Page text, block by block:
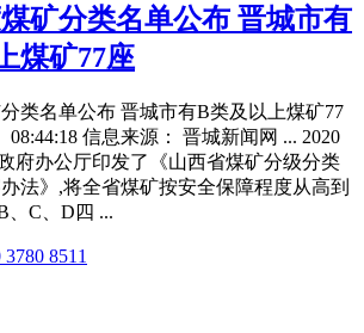
矿分类名单公布 晋城市有
煤矿77座
类名单公布 晋城市有B类及以上煤矿77
08:44:18 信息来源： 晋城新闻网 ... 2020
府办公厅印发了《山西省煤矿分级分类
法》,将全省煤矿按安全保障程度从高到
、C、D四 ...
8511